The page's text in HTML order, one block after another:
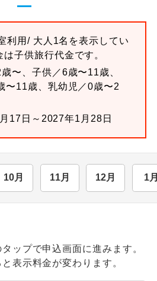
利用/ 大人1名を表示してい
子供旅行代金です。
〜、子供／6歳〜11歳、
〜11歳、乳幼児／0歳〜2
17日～2027年1月28日
10月 11月 12月 1
ップで申込画面に進みます。
表示料金が変わります。